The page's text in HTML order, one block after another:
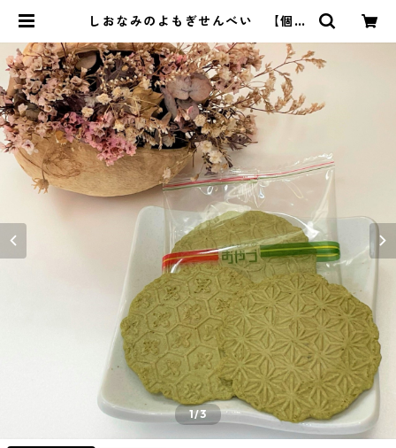
しおなみのよもぎせんべい 【個包
公式オンラインショップ
1/3